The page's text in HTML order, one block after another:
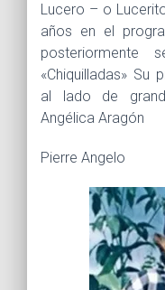
Lucero – o
años en el
«Chiquilladas» Su
al lado de
Angélica Aragón
Pierre Angelo